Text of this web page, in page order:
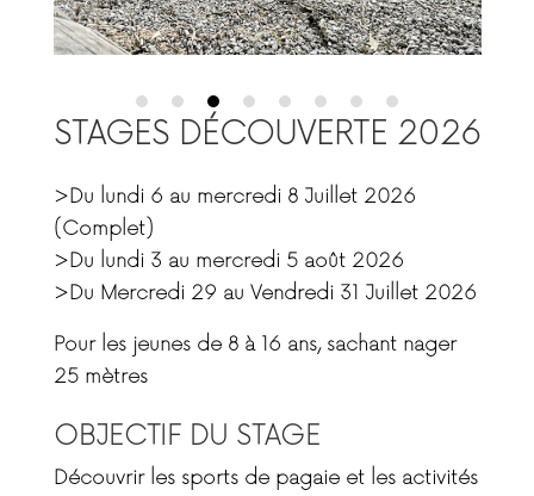
STAGES DÉCOUVERTE 2026
>Du lundi 6 au mercredi 8 Juillet 2026
(Complet)
>Du lundi 3 au mercredi 5 août 2026
>Du Mercredi 29 au Vendredi 31 Juillet 2026
Pour les jeunes de 8 à 16 ans, sachant nager
25 mètres
OBJECTIF DU STAGE
Découvrir les sports de pagaie et les activités